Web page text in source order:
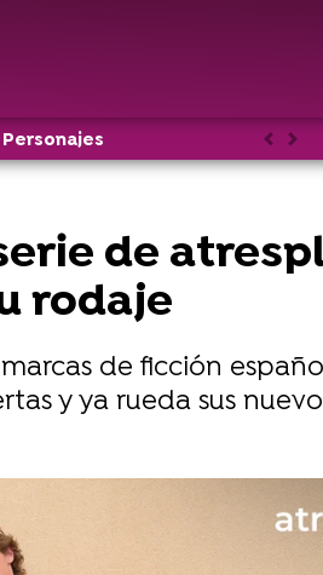
Personajes Anterior
de
rodaje
de ficción
y ya rueda sus